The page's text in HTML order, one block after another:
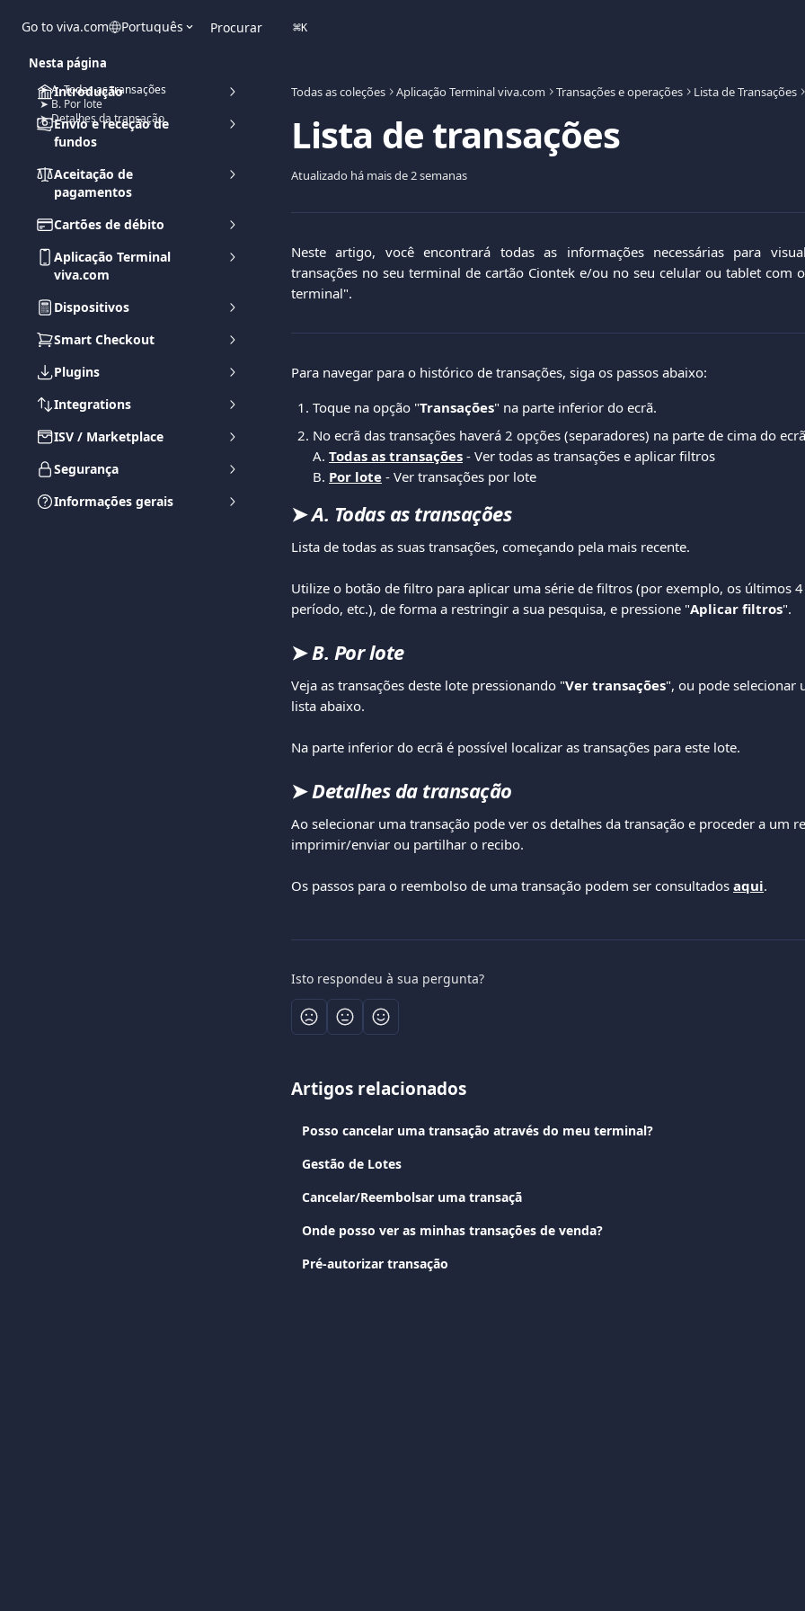
Go to viva.com Português Procurar ⌘K
Introdução
Envio e receção de
fundos
Aceitação de
pagamentos
Cartões de débito
Aplicação Terminal
viva.com
Dispositivos
Smart Checkout
Plugins
Integrations
ISV / Marketplace
Segurança
Informações gerais
Todas as coleções Aplicação Terminal viva.com Transações e operações Lista de Transações
Lista de transações
Atualizado há mais de 2 semanas
Neste artigo, você encontrará todas as informações necessárias para
transações no seu terminal de cartão Ciontek e/ou no seu celular ou tablet com
terminal".
Para navegar para o histórico de transações, siga os passos abaixo:
Toque na opção "Transações" na parte inferior do ecrã.
No ecrã das transações haverá 2 opções (separadores) na parte de cima do
A. Todas as transações - Ver todas as transações e aplicar filtros
B. Por lote - Ver transações por lote
➤ A. Todas as transações
Lista de todas as suas transações, começando pela mais recente.
Utilize o botão de filtro para aplicar uma série de filtros (por exemplo, os últimos
período, etc.), de forma a restringir a sua pesquisa, e pressione "Aplicar filtros".
➤ B. Por lote
Veja as transações deste lote pressionando "Ver transações", ou pode selecionar
lista abaixo.
Na parte inferior do ecrã é possível localizar as transações para este lote.
➤ Detalhes da transação
Ao selecionar uma transação pode ver os detalhes da transação e proceder a um
imprimir/enviar ou partilhar o recibo.
Os passos para o reembolso de uma transação podem ser consultados aqui.
Isto respondeu à sua pergunta?
Artigos relacionados
Posso cancelar uma transação através do meu terminal?
Gestão de Lotes
Cancelar/Reembolsar uma transaçã
Onde posso ver as minhas transações de venda?
Pré-autorizar transação
Nesta página
➤ A. Todas as transações
➤ B. Por lote
➤ Detalhes da transação